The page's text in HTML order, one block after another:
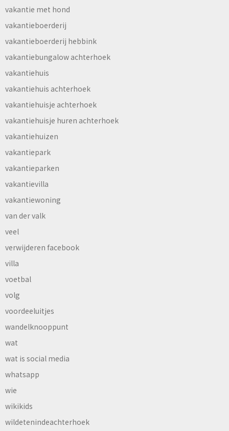
vakantie met hond
vakantieboerderij
vakantieboerderij hebbink
vakantiebungalow achterhoek
vakantiehuis
vakantiehuis achterhoek
vakantiehuisje achterhoek
vakantiehuisje huren achterhoek
vakantiehuizen
vakantiepark
vakantieparken
vakantievilla
vakantiewoning
van der valk
veel
verwijderen facebook
villa
voetbal
volg
voordeeluitjes
wandelknooppunt
wat
wat is social media
whatsapp
wie
wikikids
wildetenindeachterhoek